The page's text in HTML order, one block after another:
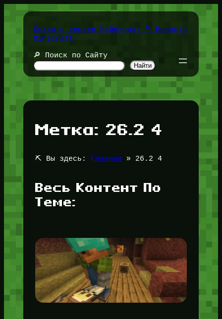
содержимомуСоздать сервер Майнкрафт ⛏️ Новости
Minecraft
🔎 Поиск по Сайту
Найти
Метка: 26.2 4
⛏️ Вы здесь: Главная » 26.2 4
Весь Контент По
Теме: